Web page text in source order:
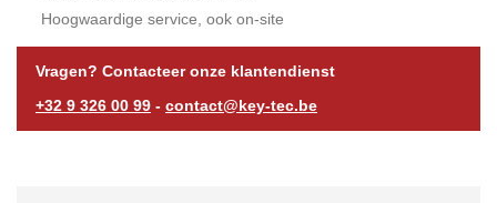
Hoogwaardige service, ook on-site
Vragen? Contacteer onze klantendienst
+32 9 326 00 99 - contact@key-tec.be